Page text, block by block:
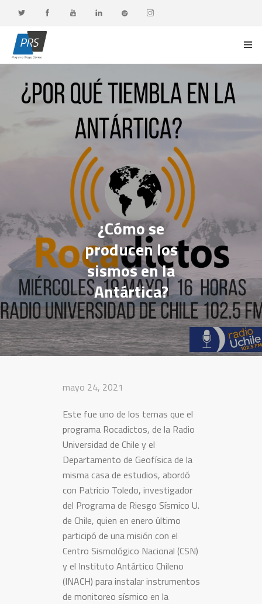
LÍNEAS DE INVESTIGACIÓN
OBSERVATORIO G-DATA
DOCENCIA Y FORMACIÓN CONTINUA
DIFUSIÓN Y VALORACIÓN CIUDADANA
¿Cómo se
producen los
sismos en la
Antártica?
mayo 24, 2021
Este fue uno de los temas que el
programa Rocadictos, de la Radio
Universidad de Chile y el
Departamento de Geofísica de la
misma casa de estudios, abordó
con Patricio Toledo, investigador
del Programa de Riesgo Sísmico U.
de Chile, quien en enero último
participó de una misión con el
Centro Sismológico Nacional (CSN)
y el Instituto Antártico Chileno
(INACH) para instalar instrumentos
de monitoreo sísmico en la